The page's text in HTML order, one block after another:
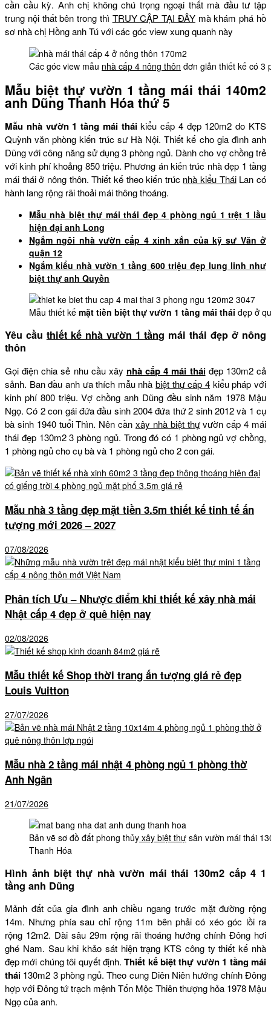
cần cầu kỳ. Anh chị không chú trọng ngoại thất mà đầu tư tập
trung nội thất bên trong thì TRUY CẬP TẠI ĐÂYmà khám phá hồ
sơ nhà chị Hồng anh Tú với các góc view xung quanh này
Các góc view mẫu nhà cấp 4 nông thôn đơn giản thiết kế có 3
Mẫu biệt thự vườn 1 tầng mái thái 140m2
anh Dũng Thanh Hóa thứ 5
Mẫu nhà vườn 1 tầng mái tháikiểu cấp 4 đẹp 120m2 do KTS
Quỳnh văn phòng kiến trúc sư Hà Nội. Thiết kế cho gia đình anh
Dũng với công năng sử dụng 3 phòng ngủ. Dành cho vợ chồng trẻ
với kinh phí khoảng 850 triệu. Phương án kiến trúc nhà đẹp 1 tầng
mái thái ở nông thôn. Thiết kế theo kiến trúc nhà kiểu TháiLan có
hành lang rộng rãi thoải mái thông thoáng.
Mẫu nhà biệt thự mái thái đẹp 4 phòng ngủ 1 trệt 1 lầu
hiện đại anh Long
Ngắm ngôi nhà vườn cấp 4 xinh xắn của kỹ sư Văn ở
quận 12
Ngắm kiểu nhà vườn 1 tầng 600 triệu đẹp lung linh như
biệt thự anh Quyền
Mẫu thiết kế mặt tiền biệt thự vườn 1 tầng mái thái đẹp ở
Yêu cầu thiết kế nhà vườn 1 tầng mái thái đẹp ở nông
thôn
Gọi điện chia sẻ nhu cầu xây nhà cấp 4 mái tháiđẹp 130m2 cả
sảnh. Ban đầu anh ưa thích mẫu nhàbiệt thự cấp 4 kiểu pháp với
kinh phí 800 triệu. Vợ chồng anh Dũng đều sinh năm 1978 Mậu
Ngọ. Có 2 con gái đứa đầu sinh 2004 đứa thứ 2 sinh 2012 và 1 cụ
bà sinh 1940 tuổi Thìn. Nên cần xây nhà biệt thựvườn cấp 4 mái
thái đẹp 130m2 3 phòng ngủ. Trong đó có 1 phòng ngủ vợ chồng,
1 phòng ngủ cho cụ bà và 1 phòng ngủ cho 2 con gái.
Mẫu nhà 3 tầng đẹp mặt tiền 3.5m thiết kế tinh tế ấn
tượng mới 2026 – 2027
07/08/2026
Phân tích Ưu – Nhược điểm khi thiết kế xây nhà mái
Nhật cấp 4 đẹp ở quê hiện nay
02/08/2026
Mẫu thiết kế Shop thời trang ấn tượng giá rẻ đẹp
Louis Vuitton
27/07/2026
Mẫu nhà 2 tầng mái nhật 4 phòng ngủ 1 phòng thờ
Anh Ngân
21/07/2026
Bản vẽ sơ đồ đất phong thủy xây biệt thự sân vườn mái thái
Thanh Hóa
Hình ảnh biệt thự nhà vườn mái thái 130m2 cấp 4 1
tầng anh Dũng
Mảnh đất của gia đình anh chiều ngang trước mặt đường rộng
14m. Nhưng phía sau chỉ rộng 11m bên phải có xéo góc lồi ra
rộng 12m2. Dài sâu 29m rộng rãi thoáng hướng chính Đông hơi
ghé Nam. Sau khi khảo sát hiện trạng KTS công ty thiết kế nhà
đẹp mới chúng tôi quyết định.Thiết kế biệt thự vườn 1 tầng mái
thái 130m2 3 phòng ngủ. Theo cung Diên Niên hướng chính Đông
hợp với Đông tứ trạch mệnh Tốn Mộc Thiên thượng hỏa 1978 Mậu
Ngọ của anh.